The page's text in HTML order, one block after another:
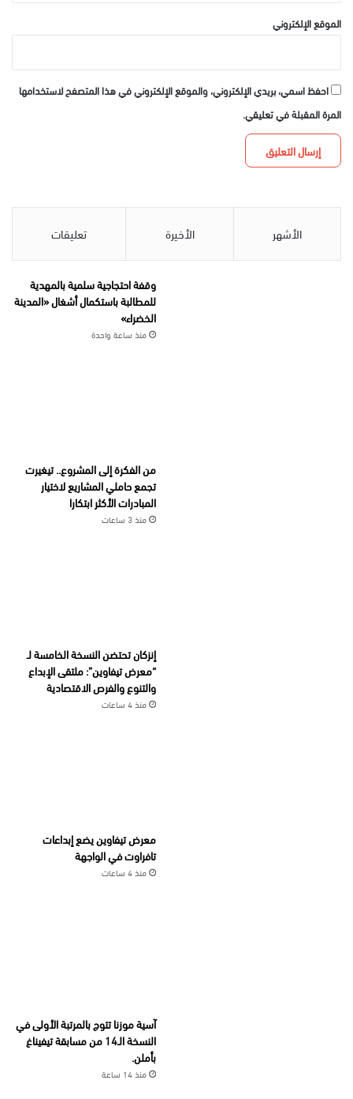
الموقع الإلكتروني
احفظ اسمي، بريدي الإلكتروني، والموقع الإلكتروني في هذا المتصفح لاستخدامها
المرة المقبلة في تعليقي.
الأشهر الأخيرة تعليقات
وقفة احتجاجية سلمية بالمهدية
للمطالبة باستكمال أشغال «المدينة
الخضراء»
منذ ساعة واحدة
من الفكرة إلى المشروع.. تيغيرت
تجمع حاملي المشاريع لاختيار
المبادرات الأكثر ابتكارا
منذ 3 ساعات
إنزكان تحتضن النسخة الخامسة لـ
“معرض تيفاوين”: ملتقى الإبداع
والتنوع والفرص الاقتصادية
منذ 4 ساعات
معرض تيفاوين يضع إبداعات
تافراوت في الواجهة
منذ 4 ساعات
آسية موزنا تتوج بالمرتبة الأولى في
النسخة الـ14 من مسابقة تيفيناغ
بأملن.
منذ 14 ساعة